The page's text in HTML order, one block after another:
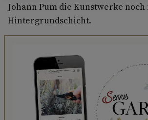
Johann Pum die Kunstwerke
Hintergrundschicht.